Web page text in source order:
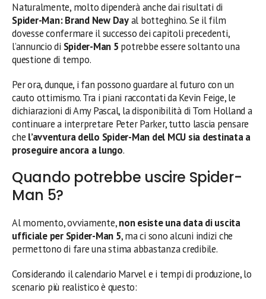
Naturalmente, molto dipenderà anche dai risultati di
Spider-Man: Brand New Dayal botteghino. Se il film
dovesse confermare il successo dei capitoli precedenti,
l’annuncio di Spider-Man 5 potrebbe essere soltanto una
questione di tempo.
Per ora, dunque, i fan possono guardare al futuro con un
cauto ottimismo. Tra i piani raccontati da Kevin Feige, le
dichiarazioni di Amy Pascal, la disponibilità di Tom Holland a
continuare a interpretare Peter Parker, tutto lascia pensare
che l’avventura dello Spider-Man del MCU sia destinata a
proseguire ancora a lungo.
Quando potrebbe uscire Spider-
Man 5?
Al momento, ovviamente,non esiste una data di uscita
ufficiale per Spider-Man 5, ma ci sono alcuni indizi che
permettono di fare una stima abbastanza credibile.
Considerando il calendario Marvel e i tempi di produzione, lo
scenario più realistico è questo: